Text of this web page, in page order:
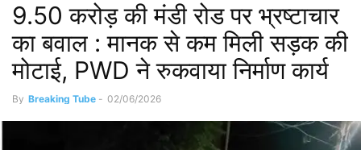
9.50 करोड़ की मंडी रोड पर भ्रष्टाचार
का बवाल : मानक से कम मिली सड़क की
मोटाई, PWD ने रुकवाया निर्माण कार्य
By Breaking Tube - 02/06/2026